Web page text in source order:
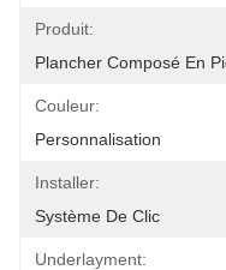
Produit:
Plancher Composé En
Couleur:
Personnalisation
Installer:
Système De Clic
Underlayment: